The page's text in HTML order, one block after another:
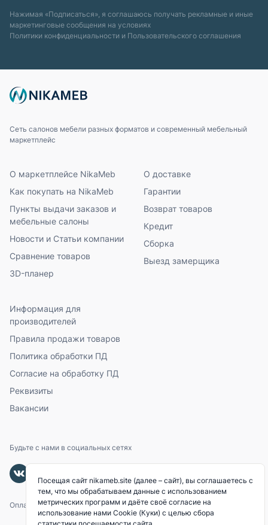
Нажимая «Подписаться», я соглашаюсь получать рекламные и иные
маркетинговые сообщения на условиях
Политики конфиденциальности и Пользовательского соглашения
Сеть салонов мебели разных форматов и современный мебельный
маркетплейс
О маркетплейсе NikaMeb
Как покупать на NikaMeb
Пункты выдачи заказов и
мебельные салоны
Новости и Статьи компании
Сравнение товаров
3D-планер
О доставке
Гарантии
Возврат товаров
Кредит
Сборка
Выезд замерщика
Информация для
производителей
Правила продажи товаров
Политика обработки ПД
Согласие на обработку ПД
Реквизиты
Вакансии
Будьте с нами в социальных сетях
Оплачивайте с помощью
Посещая сайт nikameb.site (далее – сайт), вы соглашаетесь с
тем, что мы обрабатываем данные с использованием
метрических программ и даёте своё согласие на
использование нами Cookie (Куки) с целью сбора